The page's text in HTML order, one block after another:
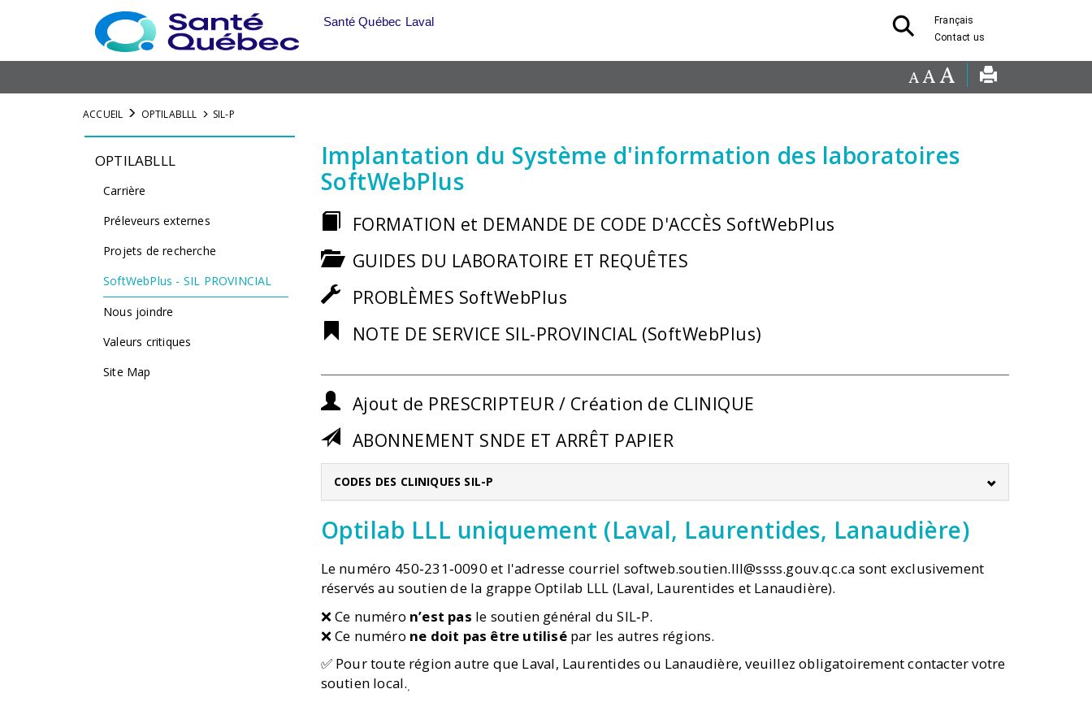
Français
Contact us
Santé Québec Laval
ACCUEIL OPTILABLLL SIL-P
OPTILABLLL
Carrière
Préleveurs externes
Projets de recherche
SoftWebPlus - SIL PROVINCIAL
Nous joindre
Valeurs critiques
Site Map
Implantation du Système d'information des laboratoires
SoftWebPlus
FORMATION et DEMANDE DE CODE D'ACCÈS SoftWebPlus
GUIDES DU LABORATOIRE ET REQUÊTES
PROBLÈMES SoftWebPlus
NOTE DE SERVICE SIL-PROVINCIAL (SoftWebPlus)
Ajout de PRESCRIPTEUR / Création de CLINIQUE
ABONNEMENT SNDE ET ARRÊT PAPIER
CODES DES CLINIQUES SIL-P
Optilab LLL uniquement (Laval, Laurentides, Lanaudière)
Le numéro 450‑231‑0090 et l'adresse courriel softweb.soutien.lll@ssss.gouv.qc.ca sont exclusivement
réservés au soutien de la grappe Optilab LLL (Laval, Laurentides et Lanaudière).
❌ Ce numéro n’est pas le soutien général du SIL‑P.
❌ Ce numéro ne doit pas être utilisépar les autres régions.
✅ Pour toute région autre que Laval, Laurentides ou Lanaudière, veuillez obligatoirement contacter votre
soutien local..